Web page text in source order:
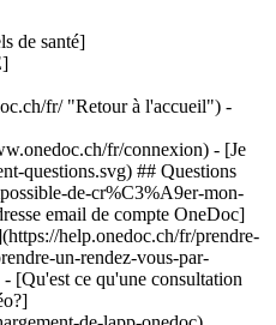
de santé]
fr/ "Retour à l'accueil") -
fr/connexion) - [Je
questions.svg) ## Questions
de-cr%C3%A9er-mon-
email de compte OneDoc]
help.onedoc.ch/fr/prendre-
un-rendez-vous-par-
- [Qu'est ce qu'une consultation